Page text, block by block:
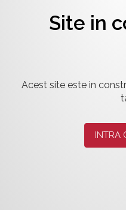
Site in
Acest site este in
INTRA